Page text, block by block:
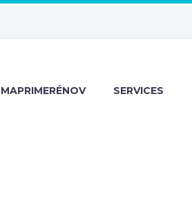
MAPRIMERÉNOV SERVICES